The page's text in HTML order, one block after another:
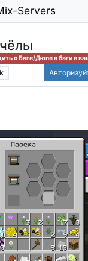
Servers
о Баге/Дюпе в баги и